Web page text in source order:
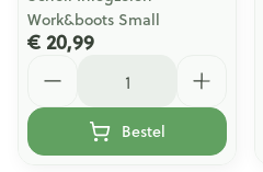
Work&boots Small
€ 20,99
Bestel